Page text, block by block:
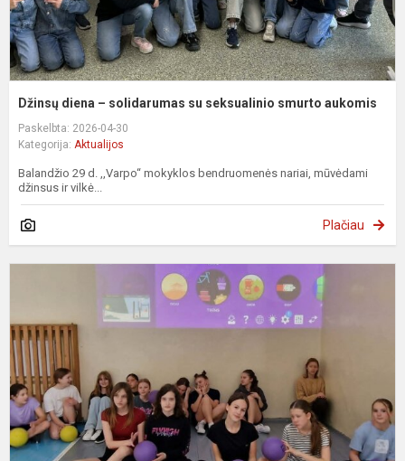
Džinsų diena – solidarumas su seksualinio smurto aukomis
Paskelbta: 2026-04-30
Kategorija: Aktualijos
Balandžio 29 d. ,,Varpo“ mokyklos bendruomenės nariai, mūvėdami
džinsus ir vilkė...
Plačiau